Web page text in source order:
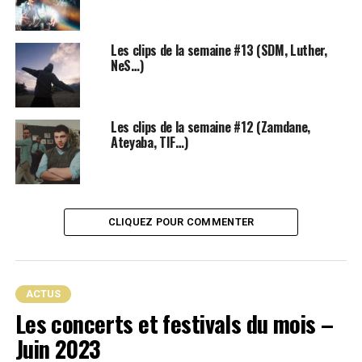
Une minute avantde Di#se est à retrouver sur
Dans le reste de l’actualité :
pour 1PLIKÉ140, Kerchak, Zamdane et les autres
Les clips de la semaine #13 (SDM, Luther,
NeS…)
Les clips de la semaine #12 (Zamdane,
Ateyaba, TIF…)
CLIQUEZ POUR COMMENTER
ACTUS
Les concerts et festivals du mois –
Juin 2023